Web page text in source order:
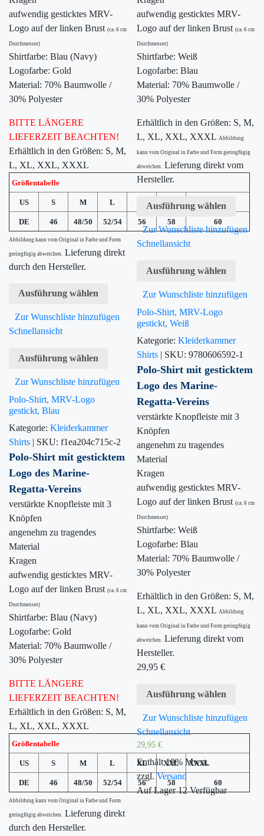
aufwendig gesticktes MRV-
Logo auf der linken Brust (ca. 6 cm
Durchmesser)
Shirtfarbe: Blau (Navy)
Logofarbe: Gold
Material: 70% Baumwolle /
30% Polyester
BITTE LÄNGERE
LIEFERZEIT BEACHTEN!
Erhältlich in den Größen: S, M,
L, XL, XXL, XXXL
Größentabelle
US S M L XXL XXXL
DE 46 48/50 52/54 56 58 60
Abbildung kann vom Original in Farbe und Form
geringfügig abweichen.
Lieferung direkt
durch den Hersteller.
Ausführung wählen
Zur Wunschliste hinzufügen
Schnellansicht
Ausführung wählen
Zur Wunschliste hinzufügen
Polo-Shirt, MRV-Logo
gestickt, Blau
Kategorie: Kleiderkammer
Shirts | SKU: f1ea204c715c-2
Polo-Shirt mit gesticktem
Logo des Marine-
Regatta-Vereins
verstärkte Knopfleiste mit 3
Knöpfen
angenehm zu tragendes
Material
Kragen
aufwendig gesticktes MRV-
Logo auf der linken Brust (ca. 6 cm
Durchmesser)
Shirtfarbe: Blau (Navy)
Logofarbe: Gold
Material: 70% Baumwolle /
30% Polyester
BITTE LÄNGERE
LIEFERZEIT BEACHTEN!
Erhältlich in den Größen: S, M,
L, XL, XXL, XXXL
Größentabelle
US S M L XL XXL XXXL
DE 46 48/50 52/54 56 58 60
Abbildung kann vom Original in Farbe und Form
geringfügig abweichen. Lieferung direkt
durch den Hersteller.
aufwendig gesticktes MRV-
Logo auf der linken Brust(ca. 6 cm
Durchmesser)
Shirtfarbe: Weiß
Logofarbe: Blau
Material: 70% Baumwolle /
30% Polyester
Erhältlich in den Größen: S, M,
L, XL, XXL, XXXL Abbildung
kann vom Original in Farbe und Form geringfügig
abweichen.
Lieferung direkt vom
Hersteller.
Ausführung wählen
Zur Wunschliste hinzufügen
Schnellansicht
Ausführung wählen
Zur Wunschliste hinzufügen
Polo-Shirt, MRV-Logo
gestickt, Weiß
Kategorie: Kleiderkammer
Shirts | SKU: 9780606592-1
Polo-Shirt mit gesticktem
Logo des Marine-
Regatta-Vereins
verstärkte Knopfleiste mit 3
Knöpfen
angenehm zu tragendes
Material
Kragen
aufwendig gesticktes MRV-
Logo auf der linken Brust(ca. 6 cm
Durchmesser)
Shirtfarbe: Weiß
Logofarbe: Blau
Material: 70% Baumwolle /
30% Polyester
Erhältlich in den Größen: S, M,
L, XL, XXL, XXXL Abbildung
kann vom Original in Farbe und Form geringfügig
abweichen. Lieferung direkt vom
Hersteller.
29,95€
Ausführung wählen
Zur Wunschliste hinzufügen
Schnellansicht
29,95€
Enthält 19% Mwst.
zzgl.Versand
Auf Lager12Verfügbar